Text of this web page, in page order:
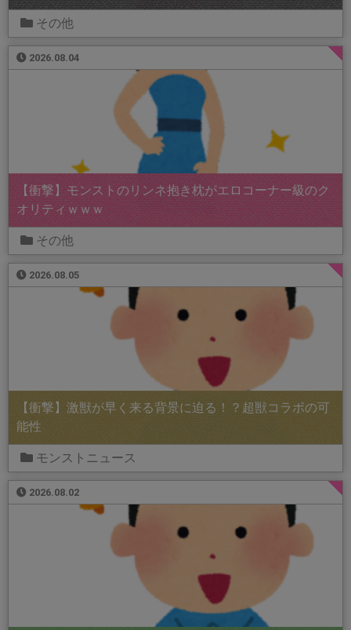
その他
2026.08.04
【衝撃】モンストのリンネ抱き枕がエロコーナー級のク
オリティｗｗｗ
その他
2026.08.05
【衝撃】激獣が早く来る背景に迫る！？超獣コラボの可
能性
モンストニュース
2026.08.02